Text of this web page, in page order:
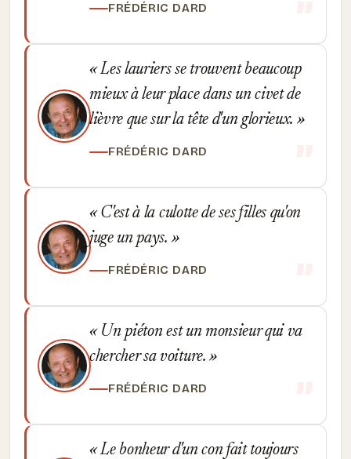
FRÉDÉRIC DARD
Les lauriers se trouvent beaucoup
mieux à leur place dans un civet de
lièvre que sur la tête d'un glorieux.
FRÉDÉRIC DARD
C'est à la culotte de ses filles qu'on
juge un pays.
FRÉDÉRIC DARD
Un piéton est un monsieur qui va
chercher sa voiture.
FRÉDÉRIC DARD
Le bonheur d'un con fait toujours